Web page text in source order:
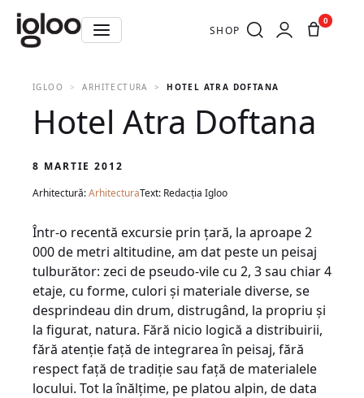
SHOP
0
IGLOO ARHITECTURA HOTEL ATRA DOFTANA
Hotel Atra Doftana
8 MARTIE 2012
Arhitectură:ArhitecturaText: Redacția Igloo
Într-o recentă excursie prin ţară, la aproape 2
000 de metri altitudine, am dat peste un peisaj
tulburător: zeci de pseudo-vile cu 2, 3 sau chiar 4
etaje, cu forme, culori şi materiale diverse, se
desprindeau din drum, distrugând, la propriu şi
la figurat, natura. Fără nicio logică a distribuirii,
fără atenţie faţă de integrarea în peisaj, fără
respect faţă de tradiţie sau faţă de materialele
locului. Tot la înălţime, pe platou alpin, de data